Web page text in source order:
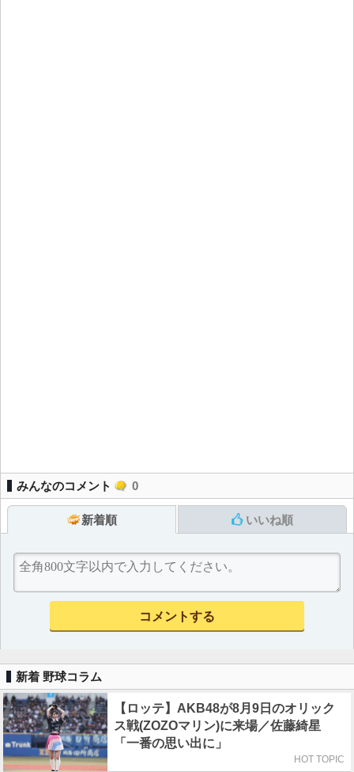
みんなのコメント 0
新着順 いいね順
新着 野球コラム
【ロッテ】AKB48が8月9日のオリック
ス戦(ZOZOマリン)に来場／佐藤綺星
「一番の思い出に」
HOT TOPIC